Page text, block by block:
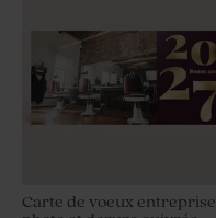
Carte de voeux entreprise